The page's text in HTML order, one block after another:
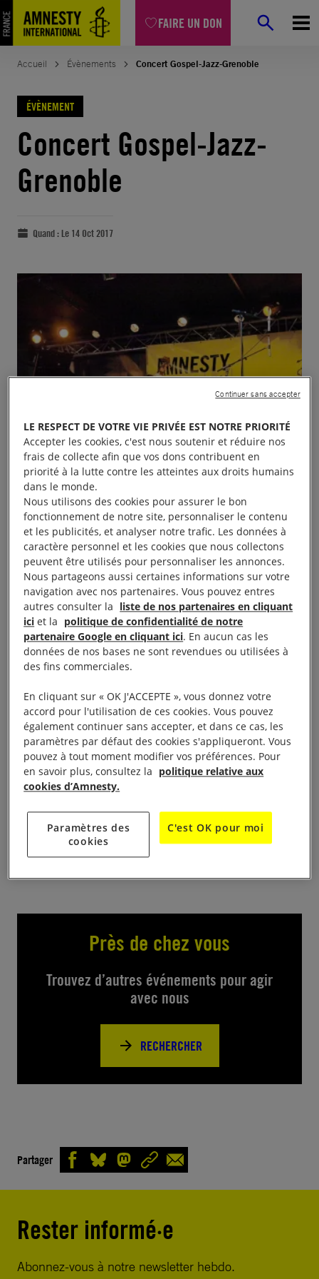
FAIRE UN DON
Accueil Évènements Concert Gospel-Jazz-Grenoble
ÉVÈNEMENT
Concert Gospel-Jazz-
Grenoble
Quand : Le 14 Oct 2017
Le groupe local vous invite à un concert, soirée
festive au Centre Saint Marc 6, avenue Malherbes à
Grenoble
La chorale « Clap Yo’ Hands » de Grenoble-Gières
donne un concert au profit du groupe d’Amnesty de
Grenoble Sud et de l’ADA (Aide aux Demandeurs
d’Asile).
Contact
amnesty.grenoblesud@hotmail.fr
Près de chez vous
Trouvez d’autres événements pour agir
avec nous
RECHERCHER
Partager
Rester informé·e
Abonnez-vous à notre newsletter hebdo.
LE RESPECT DE VOTRE VIE PRIVÉE EST NOTRE PRIORITÉ
Accepter les cookies, c'est nous soutenir et réduire nos
frais de collecte afin que vos dons contribuent en
priorité à la lutte contre les atteintes aux droits humains
dans le monde.
Nous utilisons des cookies pour assurer le bon
fonctionnement de notre site, personnaliser le contenu
et les publicités, et analyser notre trafic. Les données à
caractère personnel et les cookies que nous collectons
peuvent être utilisés pour personnaliser les annonces.
Nous partageons aussi certaines informations sur votre
navigation avec nos partenaires. Vous pouvez entres
autres consulter la liste de nos partenaires en cliquant
ici et la politique de confidentialité de notre
partenaire Google en cliquant ici. En aucun cas les
données de nos bases ne sont revendues ou utilisées à
des fins commerciales.
En cliquant sur « OK J'ACCEPTE », vous donnez votre
accord pour l'utilisation de ces cookies. Vous pouvez
également continuer sans accepter, et dans ce cas, les
paramètres par défaut des cookies s'appliqueront. Vous
pouvez à tout moment modifier vos préférences. Pour
en savoir plus, consultez la politique relative aux
cookies d’Amnesty.
Paramètres des
cookies
C'est OK pour moi
Continuer sans accepter